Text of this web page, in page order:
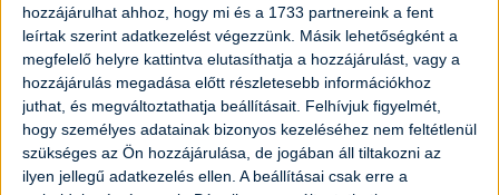
hozzájárulhat ahhoz, hogy mi és a 1733 partnereink a fent
leírtak szerint adatkezelést végezzünk. Másik lehetőségként a
megfelelő helyre kattintva elutasíthatja a hozzájárulást, vagy a
hozzájárulás megadása előtt részletesebb információkhoz
juthat, és megváltoztathatja beállításait. Felhívjuk figyelmét,
hogy személyes adatainak bizonyos kezeléséhez nem feltétlenül
szükséges az Ön hozzájárulása, de jogában áll tiltakozni az
ilyen jellegű adatkezelés ellen. A beállításai csak erre a
Puha gesztenyegolyó
Elkészítési idő:1 óra 10 perc Nehézség:könnyű